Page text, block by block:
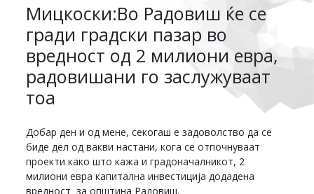
Мицкоски:Во Радовиш ќе се
гради градски пазар во
вредност од 2 милиони евра,
радовишани го заслужуваат
тоа
Добар ден и од мене, секогаш е задоволство да се
биде дел од вакви настани, кога се отпочнуваат
проекти како што кажа и градоначалникот, 2
милиони евра капитална инвестиција додадена
вредност за општина Радовиш.